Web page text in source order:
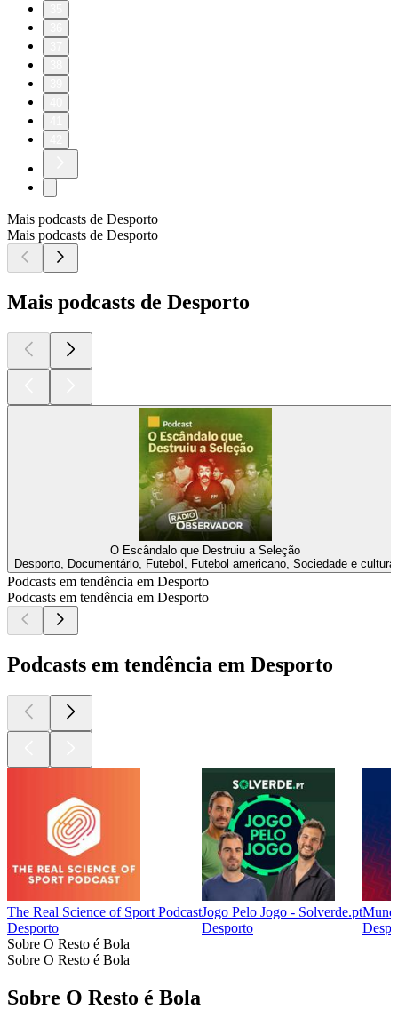
Mais podcasts de Desporto
Mais podcasts de Desporto
Mais podcasts de Desporto
O Escândalo que Destruiu a Seleção
Desporto, Documentário, Futebol, Futebol americano, Sociedade e cultura
Podcasts em tendência em Desporto
Podcasts em tendência em Desporto
Podcasts em tendência em Desporto
The Real Science of Sport Podcast
Desporto
Jogo Pelo Jogo - Solverde.pt
Desporto
Sobre O Resto é Bola
Sobre O Resto é Bola
Sobre O Resto é Bola